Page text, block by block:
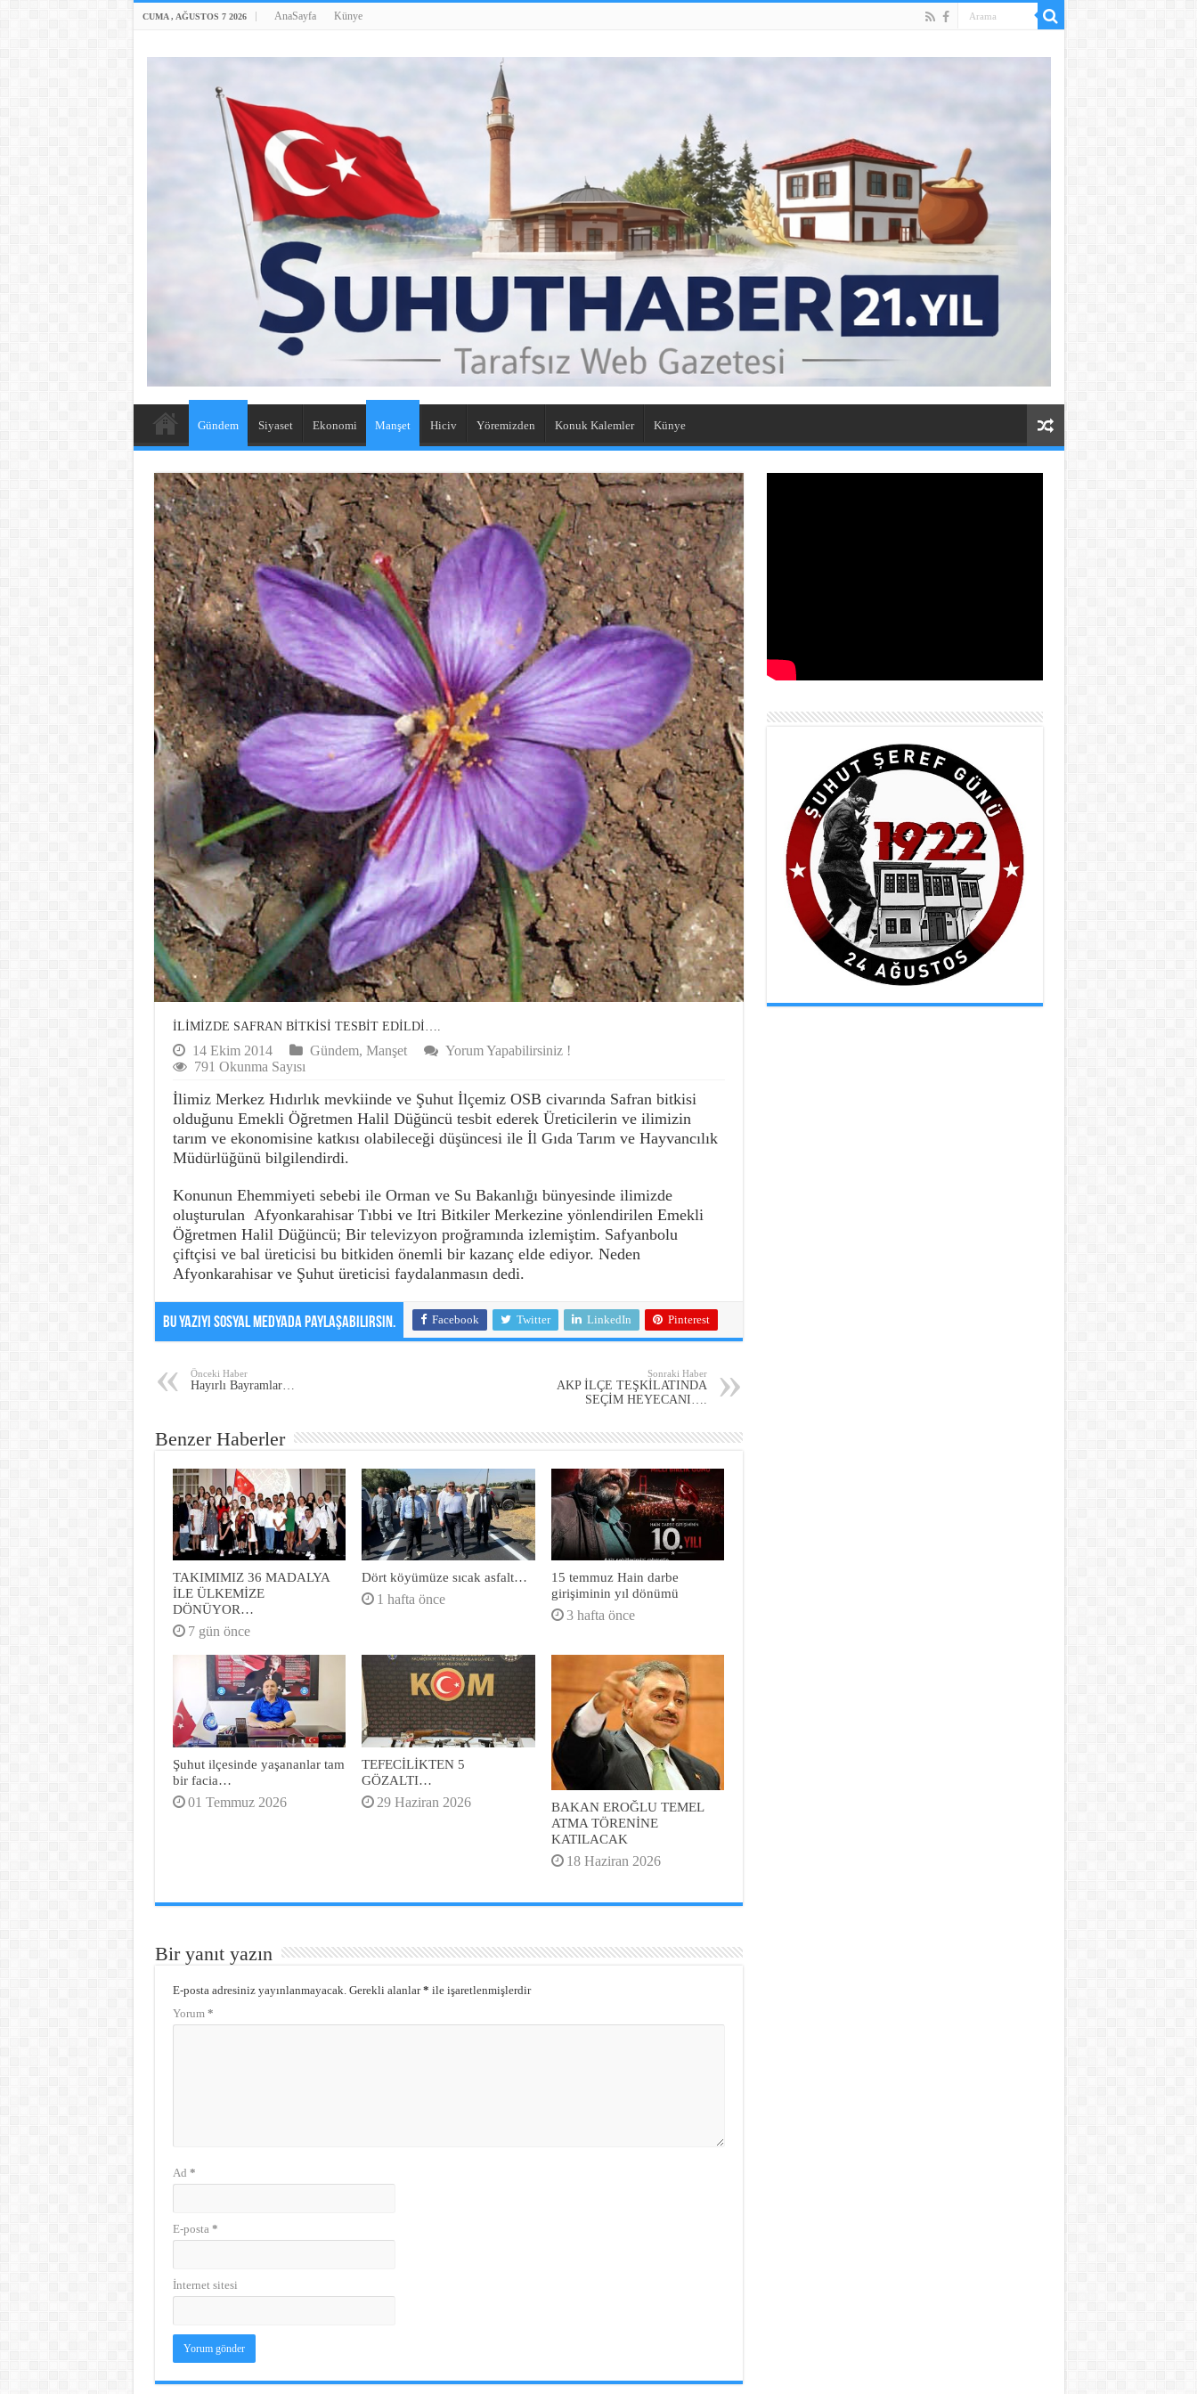
CUMA , AĞUSTOS 7 2026 AnaSayfa Künye
Gündem Siyaset Ekonomi Manşet Hiciv Yöremizden Konuk Kalemler Künye
İLİMİZDE SAFRAN BİTKİSİ TESBİT EDİLDİ….
14 Ekim 2014 Gündem, Manşet
Yorum Yapabilirsiniz !
791 Okunma Sayısı
İlimiz Merkez Hıdırlık mevkiinde ve Şuhut İlçemiz OSB civarında Safran bitkisi
olduğunu Emekli Öğretmen Halil Düğüncü tesbit ederek Üreticilerin ve ilimizin
tarım ve ekonomisine katkısı olabileceği düşüncesi ile İl Gıda Tarım ve Hayvancılık
Müdürlüğünü bilgilendirdi.
Konunun Ehemmiyeti sebebi ile Orman ve Su Bakanlığı bünyesinde ilimizde
oluşturulan Afyonkarahisar Tıbbi ve Itri Bitkiler Merkezine yönlendirilen Emekli
Öğretmen Halil Düğüncü; Bir televizyon proğramında izlemiştim. Safyanbolu
çiftçisi ve bal üreticisi bu bitkiden önemli bir kazanç elde ediyor. Neden
Afyonkarahisar ve Şuhut üreticisi faydalanmasın dedi.
Bu Yazıyı Sosyal Medyada Paylaşabilirsin. Facebook Twitter LinkedIn Pinterest
Önceki Haber
Hayırlı Bayramlar…
Sonraki Haber
AKP İLÇE TEŞKİLATINDA
SEÇİM HEYECANI….
Benzer Haberler
TAKIMIMIZ 36 MADALYA
İLE ÜLKEMİZE
DÖNÜYOR…
7 gün önce
Dört köyümüze sıcak asfalt…
1 hafta önce
15 temmuz Hain darbe
girişiminin yıl dönümü
3 hafta önce
Şuhut ilçesinde yaşananlar tam
bir facia…
01 Temmuz 2026
TEFECİLİKTEN 5
GÖZALTI…
29 Haziran 2026
BAKAN EROĞLU TEMEL
ATMA TÖRENİNE
KATILACAK
18 Haziran 2026
Bir yanıt yazın
E-posta adresiniz yayınlanmayacak. Gerekli alanlar* ile işaretlenmişlerdir
Yorum *
Ad *
E-posta *
İnternet sitesi